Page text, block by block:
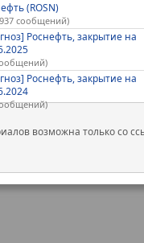
(ROSN)
сообщений)
Роснефть, закрытие на
Роснефть, закрытие на
возможна только со